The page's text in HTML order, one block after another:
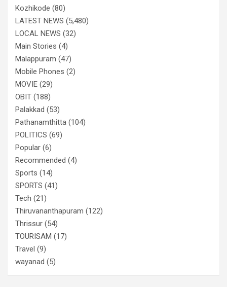
Kozhikode (80)
LATEST NEWS (5,480)
LOCAL NEWS (32)
Main Stories (4)
Malappuram (47)
Mobile Phones (2)
MOVIE (29)
OBIT (188)
Palakkad (53)
Pathanamthitta (104)
POLITICS (69)
Popular (6)
Recommended (4)
Sports (14)
SPORTS (41)
Tech (21)
Thiruvananthapuram (122)
Thrissur (54)
TOURISAM (17)
Travel (9)
wayanad (5)